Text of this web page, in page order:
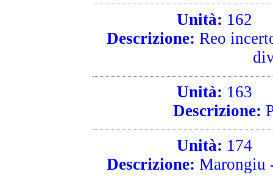
Unità: 162
Descrizione: Reo
Unità: 163
Descrizione:
Unità: 174
Descrizione: Marongiu